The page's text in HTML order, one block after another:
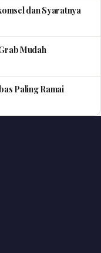
dan Syaratnya
Mudah
Paling Ramai